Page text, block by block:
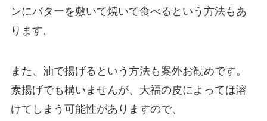
ンにバターを敷いて焼いて食べるという方法もあ
ります。
また、油で揚げるという方法も案外お勧めです。
素揚げでも構いませんが、大福の皮によっては溶
けてしまう可能性がありますので、